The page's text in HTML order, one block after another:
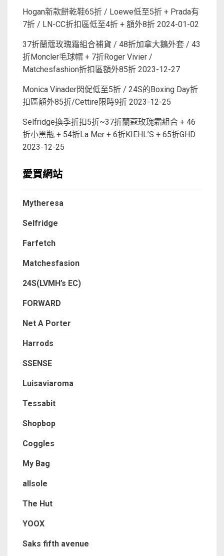
Hogan新款餅乾鞋65折 / Loewe低至5折 + Prada有
7折 / LN-CC折扣區低至4折 + 額外8折 2024-01-02
37折蘭蔻玫瑰霜組合補貨 / 48折加拿大鵝外套 / 43
折Moncler毛球帽 + 7折Roger Vivier /
Matchesfashion折扣區額外85折 2023-12-27
Monica Vinader閃促低至5折 / 24S的Boxing Day折
扣區額外85折/Cettire限時9折 2023-12-25
Selfridge換季折扣5折~37折蘭蔻玫瑰霜組合 + 46
折小黑瓶 + 54折La Mer + 6折KIEHL’S + 65折GHD
2023-12-25
愛買網站
Mytheresa
Selfridge
Farfetch
Matchesfasion
24S(LVMH’s EC)
FORWARD
Net A Porter
Harrods
SSENSE
Luisaviaroma
Tessabit
Shopbop
Coggles
My Bag
allsole
The Hut
YOOX
Saks fifth avenue